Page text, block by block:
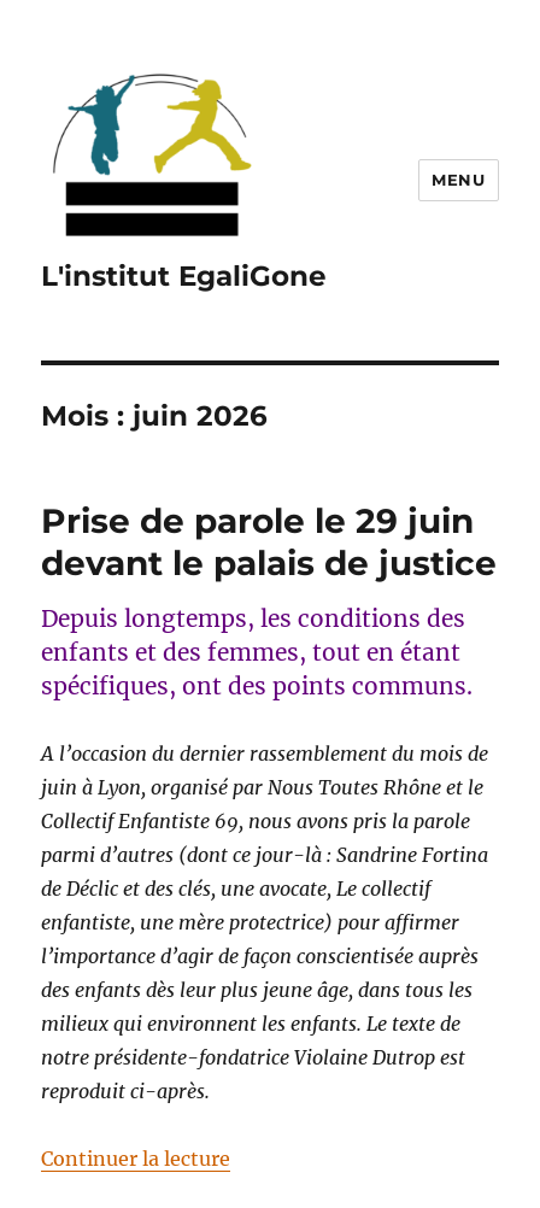
L'institut EgaliGone
MENU
Mois : juin 2026
Prise de parole le 29 juin
devant le palais de justice
Depuis longtemps, les conditions des
enfants et des femmes, tout en étant
spécifiques, ont des points communs.
A l’occasion du dernier rassemblement du mois de
juin à Lyon, organisé par Nous Toutes Rhône et le
Collectif Enfantiste 69, nous avons pris la parole
parmi d’autres (dont ce jour-là : Sandrine Fortina
de Déclic et des clés, une avocate, Le collectif
enfantiste, une mère protectrice) pour affirmer
l’importance d’agir de façon conscientisée auprès
des enfants dès leur plus jeune âge, dans tous les
milieux qui environnent les enfants. Le texte de
notre présidente-fondatrice Violaine Dutrop est
reproduit ci-après.
Continuer la lecture